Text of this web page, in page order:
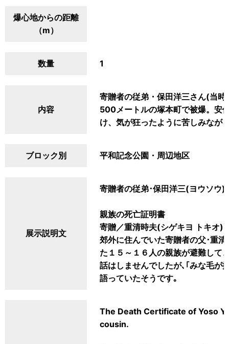
爆心地からの距離
（m）
数量 1
内容
寄贈者の従弟・保田洋三さん(当
500メートルの塚本町で被爆。安
け、気が狂ったように苦しみなが
ブロック別 平和記念公園・周辺地区
展示説明文
寄贈者の従弟･保田洋三(ヨウソウ
親族の死亡証明書
寄贈／重清時夫(シゲキヨ トキオ)
郊外に住んでいた寄贈者の父･重
た１５～１６人の親族が避難して
話はしませんでしたが､｢みな毛が
語っていたそうです｡
The Death Certificate of Yoso
cousin.